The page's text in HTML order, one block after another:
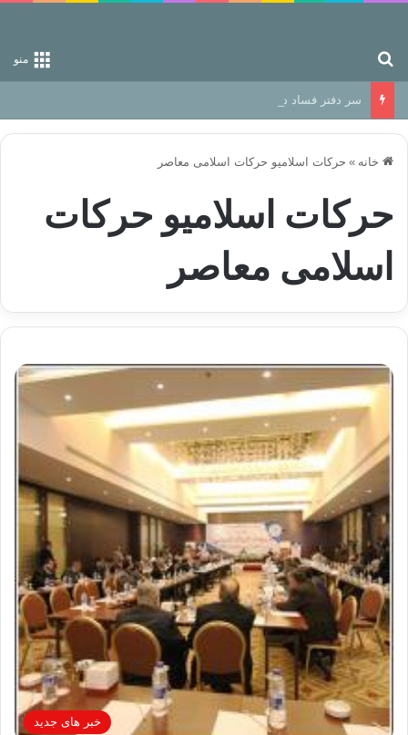
منو
سر دفتر فساد در زمین‌، دوری وکناره‌گیری از راه خداست‌!
خانه » حرکات اسلامیو حرکات اسلامی معاصر
حرکات اسلامیو حرکات
اسلامی معاصر
خبر های جدید